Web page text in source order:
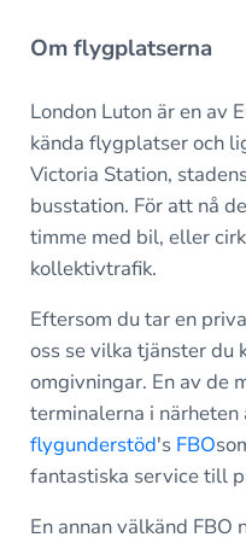
Om flygplatserna
London Luton är en av
kända flygplatser och
Victoria Station,
busstation. För att nå
timme med bil, eller
kollektivtrafik.
Eftersom du tar en
oss se vilka tjänster du
omgivningar. En av de
terminalerna i närheten
flygunderstöd's FBO
fantastiska service till
En annan välkänd